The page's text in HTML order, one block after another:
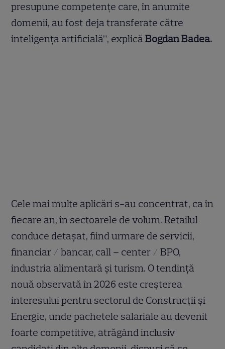
presupune competențe care, în anumite
domenii, au fost deja transferate către
inteligența artificială”, explicăBogdan Badea.
Cele mai multe aplicări s-au concentrat, ca în
fiecare an, în sectoarele de volum. Retailul
conduce detașat, fiind urmare de servicii,
financiar / bancar, call – center / BPO,
industria alimentară și turism. O tendință
nouă observată în 2026 este creșterea
interesului pentru sectorul de Construcții și
Energie, unde pachetele salariale au devenit
foarte competitive, atrăgând inclusiv